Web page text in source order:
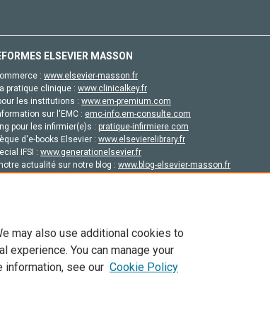
ELSEVIER MASSON
: www.elsevier-masson.fr
pratique clinique : www.clinicalkey.fr
les institutions : www.em-premium.com
sur l'EMC : emc-info.em-consulte.com
pour les infirmier(e)s : pratique-infirmiere.com
d'e-books Elsevier : www.elsevierelibrary.fr
IFSI : www.generationelsevier.fr
actualité sur notre blog : www.blog-elsevier-masson.fr
de licence et ses contributeurs. Tout les droits sont réservés,
Pour tout contenu en libre accès, les conditions de licence
may also use additional cookies to
experience. You can manage your
information, see our Cookie Policy